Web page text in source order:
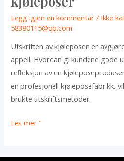
Legg igjen en kommentar / Ikke
58380115@qq.com
Utskriften av kjøleposen er
appell. Hvordan gi kundene gode
refleksjon av en
en profesjonell kjøleposefabrikk,
brukte utskriftsmetoder.
Les mer "